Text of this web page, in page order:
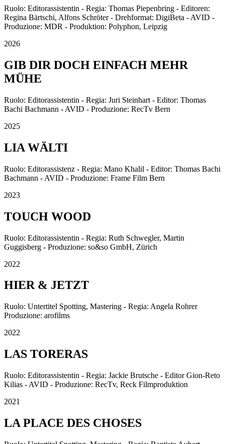
Ruolo: Editorassistentin - Regia: Thomas Piepenbring - Editoren:
Regina Bärtschi, Alfons Schröter - Drehformat: DigiBeta - AVID -
Produzione: MDR - Produktion: Polyphon, Leipzig
2026
GIB DIR DOCH EINFACH MEHR
MÜHE
Ruolo: Editorassistentin - Regia: Juri Steinhart - Editor: Thomas
Bachi Bachmann - AVID - Produzione: RecTv Bern
2025
LIA WÄLTI
Ruolo: Editorassistenz - Regia: Mano Khalil - Editor: Thomas Bachi
Bachmann - AVID - Produzione: Frame Film Bern
2023
TOUCH WOOD
Ruolo: Editorassistentin - Regia: Ruth Schwegler, Martin
Guggisberg - Produzione: so&so GmbH, Zürich
2022
HIER & JETZT
Ruolo: Untertitel Spotting, Mastering - Regia: Angela Rohrer
Produzione: arofilms
2022
LAS TORERAS
Ruolo: Editorassistentin - Regia: Jackie Brutsche - Editor Gion-Reto
Kilias - AVID - Produzione: RecTv, Reck Filmproduktion
2021
LA PLACE DES CHOSES